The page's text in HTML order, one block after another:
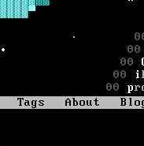
Tags About